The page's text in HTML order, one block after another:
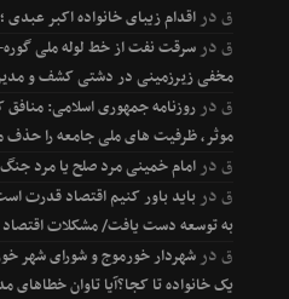
قدراقدام زیبای خانواده اکبر
قدرسرقت نفت از خط لوله ملی
مخفی زیرزمینی در دشتی کشف و
قدرروزنامه جمهوری اسلامی:
موثر، ظرفیت های ملی جامعه را
قدرامام خمینی مرد صلح یا مرد
قدرباید باور کنیم اقتصاد قدرت
به توسعه دست یافت/ مشکلات اقتصاد
قدرشهردار خورموج و شورای شهر
یک خانواده تا کجا؟آیا تاوان خطاهای